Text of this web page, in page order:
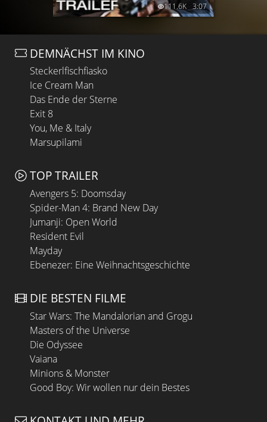
111.6K 3:07
DEMNÄCHST IM KINO
Steckerlfischfiasko
Ice Cream Man
Das Ende der Sterne
Exit 8
You, Me & Italy
Marsupilami
TOP TRAILER
Avengers 5: Doomsday
Spider-Man 4: Brand New Day
Jumanji: Open World
Resident Evil
Mayday
Ebenezer: Eine Weihnachtsgeschichte
DIE BESTEN FILME
Star Wars: The Mandalorian and Grogu
Masters of the Universe
Die Odyssee
Vaiana
Minions & Monster
Good Boy: Wir wollen nur dein Bestes